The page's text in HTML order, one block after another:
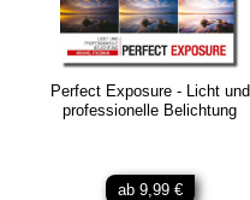
Perfect Exposure - Licht und
professionelle Belichtung
ab 9,99 €